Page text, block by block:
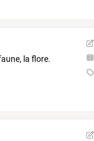
la flore.